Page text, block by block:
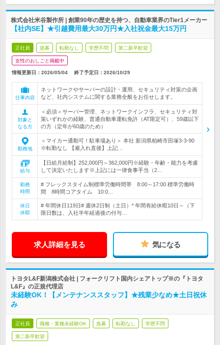
株式会社米谷製作所 | 創業90年の歴史を持つ、自動車業界のTier1メーカー
【社内SE】★引越費用最大30万円★入社祝金最大15万円
正社員 急募 転勤なし 学歴不問 第二新卒歓迎
女性のおしごと掲載中
情報更新日：2026/05/04 終了予定日： 2026/10/29
仕事内容
ネットワークやサーバーの設計・運用、セキュリティ対策の企画
など、社内システムに関する業務全般をお任せします。
対象と
なる方
＜必須＞サーバー管理、ネットワークインフラ、セキュリティ対
策いずれかの経験、普通自動車運転免許（AT限定可）、59歳以下
の方（定年が60歳のため）
勤務地
＜マイカー通勤可！駐車場あり＞ 本社 新潟県柏崎市田塚3-3-90
※転勤なし 【雇入れ直後】上記…
給与
【日給月給制】252,000円～362,000円※経験・年齢・能力を考慮
して決定いたします※上記には一律食事手当（2…
勤務
時間
# フレックスタイム制標準労働時間帯 8:00～17:00 標準労働時
間 8時間コアタイム 10:0…
休日
休暇
# 年間休日119日# 週休2日制（土日）* 年間有給休暇10日～（下
限日数は、入社半年経過後の付与…
求人詳細を見る 気になる
トヨタL&F新潟株式会社 | フォークリフト国内シェアトップ※の『トヨタ
L&F』の正規代理店
未経験OK！【メンテナンススタッフ】★残業少なめ★土日祝休
み
正社員 職種・業種未経験OK 急募 転勤なし 学歴不問
第二新卒歓迎